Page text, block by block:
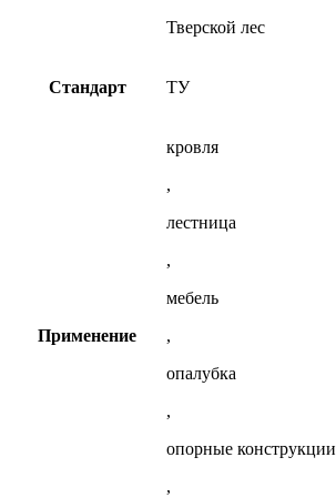
Тверской лес
Стандарт ТУ
Применение
кровля
,
лестница
,
мебель
,
опалубка
,
опорные конструкции
,